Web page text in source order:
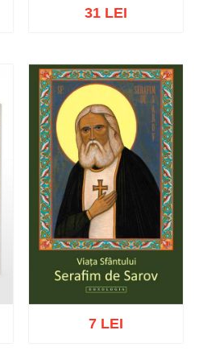
Stoc epuizat
31 LEI
7 LEI